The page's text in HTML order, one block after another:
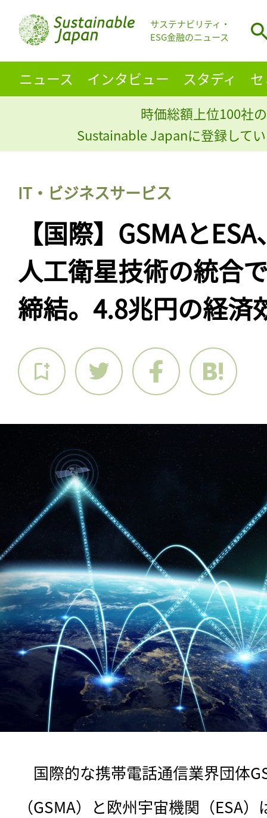
サステナビリティ・
ESG金融のニュース
ニュース インタビュー スタディ
時価総額上位100社
Sustainable Japanに登録して
IT・ビジネスサービス
【国際】GSMAと
人工衛星技術の統合
締結。4.8兆円の経済
国際的な携帯電話通信業界団体
（GSMA）と欧州宇宙機関（ESA